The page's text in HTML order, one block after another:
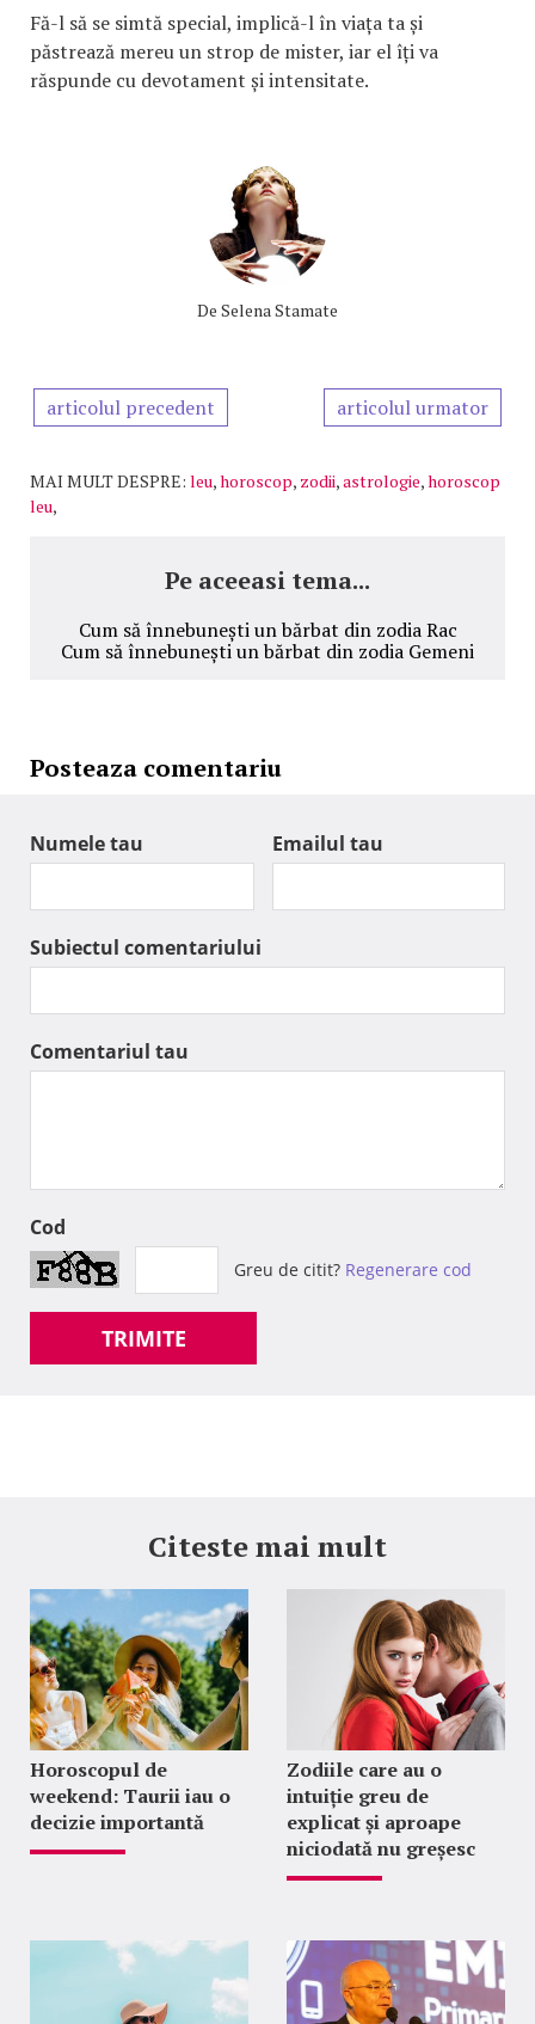
Fă-l să se simtă special, implică-l în viața ta și
păstrează mereu un strop de mister, iar el îți va
răspunde cu devotament și intensitate.
De Selena Stamate
articolul precedent articolul urmator
MAI MULT DESPRE: leu,horoscop, zodii,astrologie,horoscop
leu,
Pe aceeasi tema...
Cum să înnebunești un bărbat din zodia Rac
Cum să înnebunești un bărbat din zodia Gemeni
Posteaza comentariu
Numele tau Emailul tau
Subiectul comentariului
Comentariul tau
Cod
Greu de citit? Regenerare cod
TRIMITE
Citeste mai mult
Horoscopul de
weekend: Taurii iau o
decizie importantă
Zodiile care au o
intuiție greu de
explicat și aproape
niciodată nu greșesc